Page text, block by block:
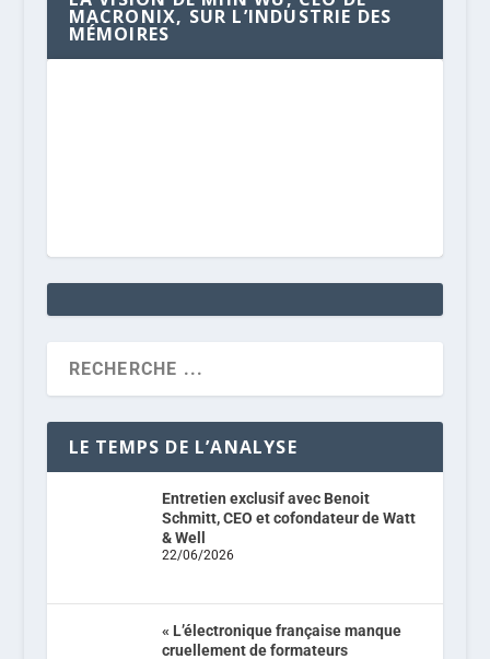
MACRONIX, SUR L’INDUSTRIE DES
MÉMOIRES
LE TEMPS DE L’ANALYSE
Entretien exclusif avec Benoit
Schmitt, CEO et cofondateur de Watt
& Well
22/06/2026
« L’électronique française manque
cruellement de formateurs